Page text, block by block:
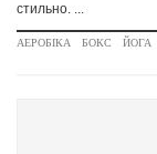
стильно. ...
АЕРОБІКА БОКС ЙОГА